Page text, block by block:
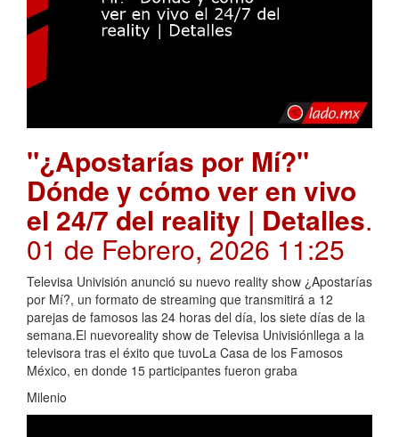
"¿Apostarías por Mí?"
Dónde y cómo ver en vivo
el 24/7 del reality | Detalles.
01 de Febrero, 2026 11:25
Televisa Univisión anunció su nuevo reality show ¿Apostarías
por Mí?, un formato de streaming que transmitirá a 12
parejas de famosos las 24 horas del día, los siete días de la
semana.El nuevoreality show de Televisa Univisiónllega a la
televisora tras el éxito que tuvoLa Casa de los Famosos
México, en donde 15 participantes fueron graba
Milenio